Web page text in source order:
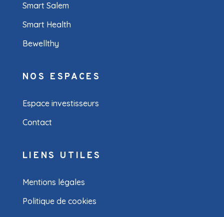
Smart Salem
Smart Health
Bewellthy
NOS ESPACES
Espace investisseurs
Contact
LIENS UTILES
Mentions légales
Politique de cookies